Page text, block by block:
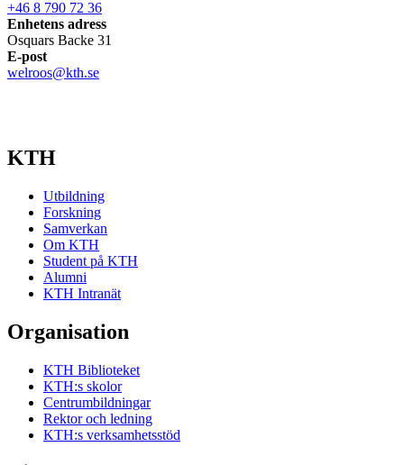
+46 8 790 72 36
Enhetens adress
Osquars Backe 31
E-post
welroos@kth.se
KTH
Utbildning
Forskning
Samverkan
Om KTH
Student på KTH
Alumni
KTH Intranät
Organisation
KTH Biblioteket
KTH:s skolor
Centrumbildningar
Rektor och ledning
KTH:s verksamhetsstöd